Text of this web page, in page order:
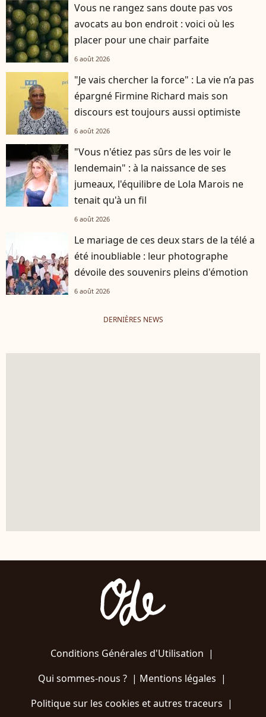
Vous ne rangez sans doute pas vos
avocats au bon endroit : voici où les
placer pour une chair parfaite
6 août 2026
"Je vais chercher la force" : La vie n’a pas
épargné Firmine Richard mais son
discours est toujours aussi optimiste
6 août 2026
"Vous n'étiez pas sûrs de les voir le
lendemain" : à la naissance de ses
jumeaux, l'équilibre de Lola Marois ne
tenait qu'à un fil
6 août 2026
Le mariage de ces deux stars de la télé a
été inoubliable : leur photographe
dévoile des souvenirs pleins d'émotion
6 août 2026
DERNIÈRES NEWS
Conditions Générales d'Utilisation |
Qui sommes-nous ?| Mentions légales |
Politique sur les cookies et autres traceurs |